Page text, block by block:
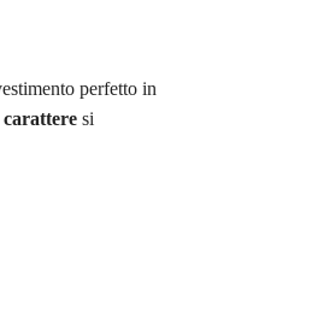
perfetto in
caratteresi